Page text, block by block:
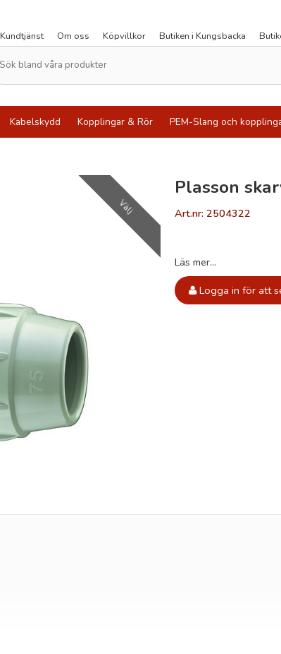
Kundtjänst
Om oss Köpvillkor Butiken i Kungsbacka
Kabelskydd Kopplingar & Rör PEM-Slang och
Välj
Plasson
Art.nr: 2504322
Läs mer...
Logga in för att